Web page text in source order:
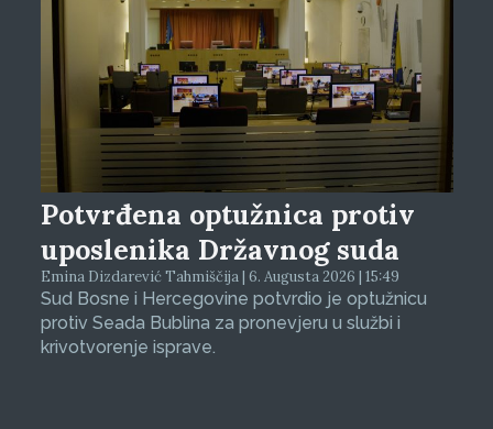
Potvrđena optužnica protiv
uposlenika Državnog suda
Emina Dizdarević Tahmiščija | 6. Augusta 2026 | 15:49
Sud Bosne i Hercegovine potvrdio je optužnicu
protiv Seada Bublina za pronevjeru u službi i
krivotvorenje isprave.